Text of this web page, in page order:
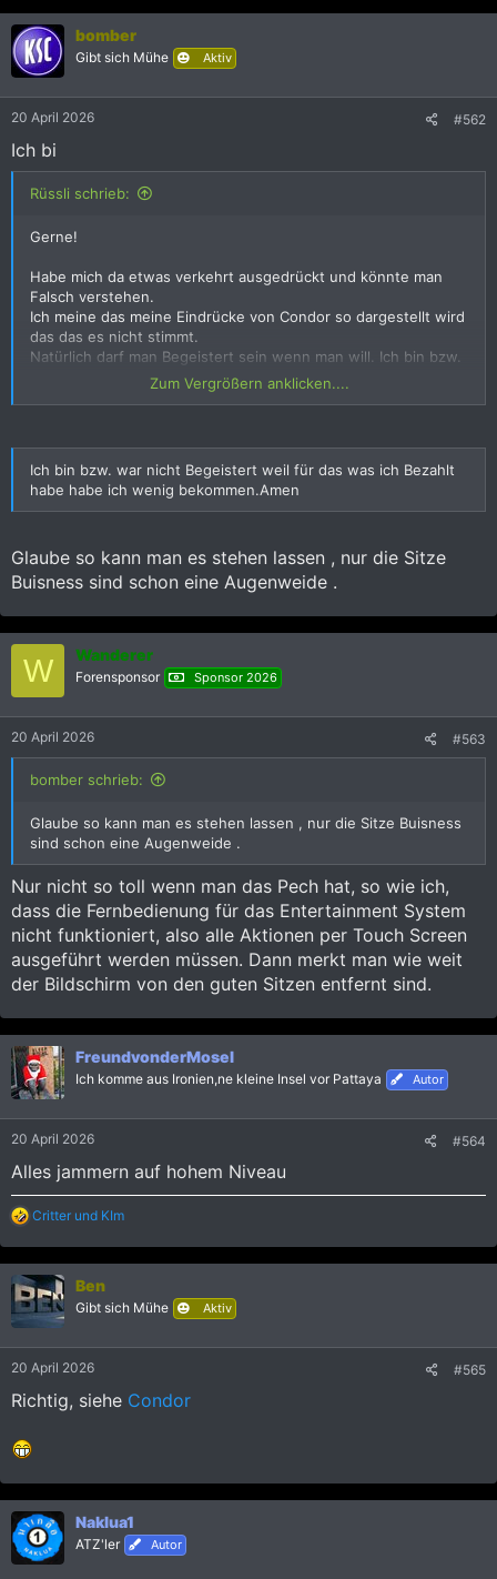
o
n
e
n
:
bomber
Gibt sich Mühe Aktiv
20 April 2026 #562
Ich bi
Rüssli schrieb:
Gerne!
Habe mich da etwas verkehrt ausgedrückt und könnte man
Falsch verstehen.
Ich meine das meine Eindrücke von Condor so dargestellt wird
das das es nicht stimmt.
Natürlich darf man Begeistert sein wenn man will. Ich bin bzw.
war nicht Begeistert weil für das was ich Bezahlt habe habe
ich wenig bekommen.Amen.
Zum Vergrößern anklicken....
Ich bin bzw. war nicht Begeistert weil für das was ich Bezahlt
habe habe ich wenig bekommen.Amen
Glaube so kann man es stehen lassen , nur die Sitze
Buisness sind schon eine Augenweide .
W Wanderer
Forensponsor Sponsor 2026
20 April 2026 #563
bomber schrieb:
Glaube so kann man es stehen lassen , nur die Sitze Buisness
sind schon eine Augenweide .
Nur nicht so toll wenn man das Pech hat, so wie ich,
dass die Fernbedienung für das Entertainment System
nicht funktioniert, also alle Aktionen per Touch Screen
ausgeführt werden müssen. Dann merkt man wie weit
der Bildschirm von den guten Sitzen entfernt sind.
FreundvonderMosel
Ich komme aus Ironien,ne kleine Insel vor Pattaya Autor
20 April 2026 #564
Alles jammern auf hohem Niveau
R
a
k
t
i
o
n
Critter und KIm
Ben
Gibt sich Mühe Aktiv
20 April 2026 #565
Richtig, siehe Condor
Naklua1
ATZ'ler Autor